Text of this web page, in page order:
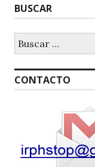
BUSCAR
CONTACTO